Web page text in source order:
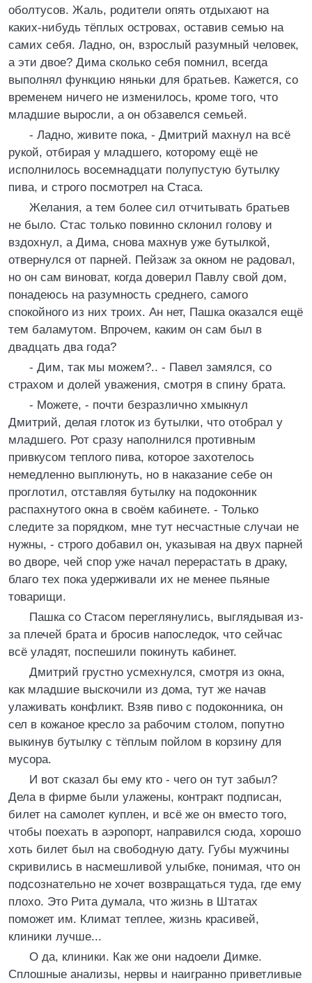
оболтусов. Жаль, родители опять отдыхают на
каких-нибудь тёплых островах, оставив семью на
самих себя. Ладно, он, взрослый разумный человек,
а эти двое? Дима сколько себя помнил, всегда
выполнял функцию няньки для братьев. Кажется, со
временем ничего не изменилось, кроме того, что
младшие выросли, а он обзавелся семьей.
- Ладно, живите пока, - Дмитрий махнул на всё
рукой, отбирая у младшего, которому ещё не
исполнилось восемнадцати полупустую бутылку
пива, и строго посмотрел на Стаса.
Желания, а тем более сил отчитывать братьев
не было. Стас только повинно склонил голову и
вздохнул, а Дима, снова махнув уже бутылкой,
отвернулся от парней. Пейзаж за окном не радовал,
но он сам виноват, когда доверил Павлу свой дом,
понадеюсь на разумность среднего, самого
спокойного из них троих. Ан нет, Пашка оказался ещё
тем баламутом. Впрочем, каким он сам был в
двадцать два года?
- Дим, так мы можем?.. - Павел замялся, со
страхом и долей уважения, смотря в спину брата.
- Можете, - почти безразлично хмыкнул
Дмитрий, делая глоток из бутылки, что отобрал у
младшего. Рот сразу наполнился противным
привкусом теплого пива, которое захотелось
немедленно выплюнуть, но в наказание себе он
проглотил, отставляя бутылку на подоконник
распахнутого окна в своём кабинете. - Только
следите за порядком, мне тут несчастные случаи не
нужны, - строго добавил он, указывая на двух парней
во дворе, чей спор уже начал перерастать в драку,
благо тех пока удерживали их не менее пьяные
товарищи.
Пашка со Стасом переглянулись, выглядывая из-
за плечей брата и бросив напоследок, что сейчас
всё уладят, поспешили покинуть кабинет.
Дмитрий грустно усмехнулся, смотря из окна,
как младшие выскочили из дома, тут же начав
улаживать конфликт. Взяв пиво с подоконника, он
сел в кожаное кресло за рабочим столом, попутно
выкинув бутылку с тёплым пойлом в корзину для
мусора.
И вот сказал бы ему кто - чего он тут забыл?
Дела в фирме были улажены, контракт подписан,
билет на самолет куплен, и всё же он вместо того,
чтобы поехать в аэропорт, направился сюда, хорошо
хоть билет был на свободную дату. Губы мужчины
скривились в насмешливой улыбке, понимая, что он
подсознательно не хочет возвращаться туда, где ему
плохо. Это Рита думала, что жизнь в Штатах
поможет им. Климат теплее, жизнь красивей,
клиники лучше...
О да, клиники. Как же они надоели Димке.
Сплошные анализы, нервы и наигранно приветливые